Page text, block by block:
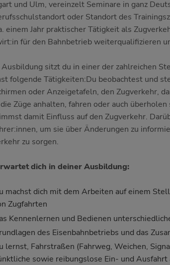
und Ulm, vereinzelt Seminare in ganz
oder Standort des
einem Jahr praktischer Tätigkeit als
für den Bahnbetrieb weiterqualifizieren
Ausbildung sitzt du in einer der zahlreichen
folgende Tätigkeiten:Du beobachtest und
oder Anzeigetafeln, den Zugverkehr,
Züge anhalten, fahren oder auch
damit Einfluss auf den Zugverkehr.
um sie über Änderungen zu
zu sorgen.
dich in deiner Ausbildung:
machst dich mit dem Arbeiten auf einem
Zugfahrten
Kennenlernen und Bedienen
des Eisenbahnbetriebs und das
lernst, Fahrstraßen (Fahrweg, Weichen,
sowie reibungslose Ein- und